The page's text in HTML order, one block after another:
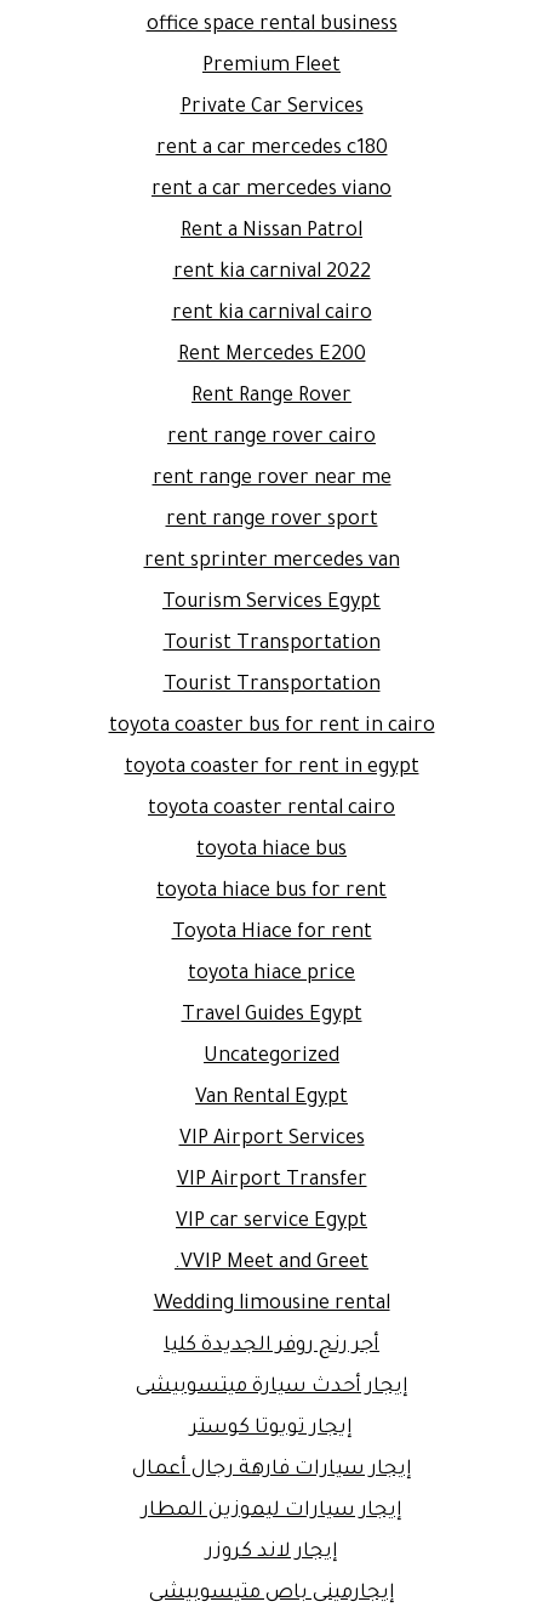
office space rental business
Premium Fleet
Private Car Services
rent a car mercedes c180
rent a car mercedes viano
Rent a Nissan Patrol
rent kia carnival 2022
rent kia carnival cairo
Rent Mercedes E200
Rent Range Rover
rent range rover cairo
rent range rover near me
rent range rover sport
rent sprinter mercedes van
Tourism Services Egypt
Tourist Transportation
Tourist Transportation
toyota coaster bus for rent in cairo
toyota coaster for rent in egypt
toyota coaster rental cairo
toyota hiace bus
toyota hiace bus for rent
Toyota Hiace for rent
toyota hiace price
Travel Guides Egypt
Uncategorized
Van Rental Egypt
VIP Airport Services
VIP Airport Transfer
VIP car service Egypt
VVIP Meet and Greet.
Wedding limousine rental
أجر رنج روفر الجديدة كليا
إيجار أحدث سيارة ميتسوبيشى
إيجار تويوتا كوستر
إيجار سيارات فارهة رجال أعمال
إيجار سيارات ليموزين المطار
إيجار لاند كروزر
إيجارمينى باص متيسوبيشى